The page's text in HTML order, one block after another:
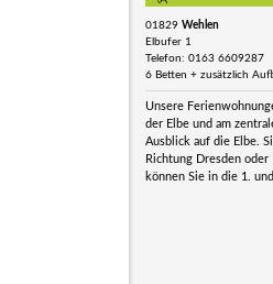
01829 Wehlen
Elbufer 1
Telefon: 0163 6609287
6 Betten + zusätzlich
Unsere
der Elbe und am
Ausblick auf die Elbe.
Richtung Dresden
können Sie in die 1.